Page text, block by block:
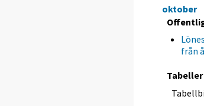
oktober
från
Tabeller